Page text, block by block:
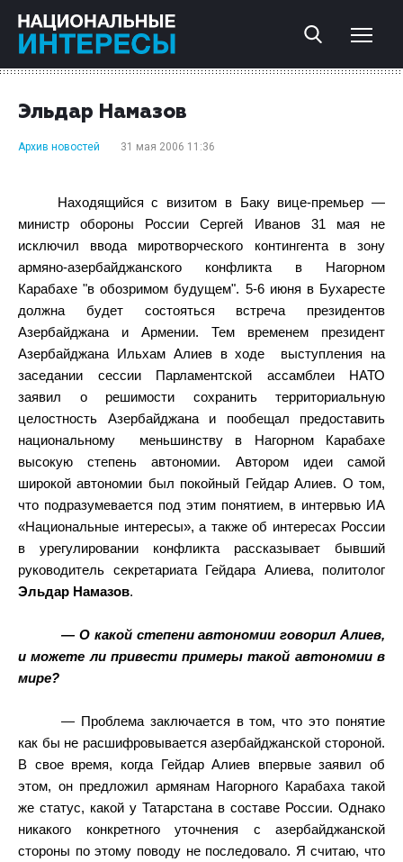
Эльдар Намазов
Архив новостей 31 мая 2006 11:36
Находящийся с визитом в Баку вице-премьер —
министр обороны России Сергей Иванов 31 мая не
исключил ввода миротворческого контингента в зону
армяно-азербайджанского конфликта в Нагорном
Карабахе "в обозримом будущем". 5-6 июня в Бухаресте
должна будет состояться встреча президентов
Азербайджана и Армении. Тем временем президент
Азербайджана Ильхам Алиев в ходе
выступления на
заседании сессии Парламентской ассамблеи HАТО
заявил о решимости сохранить территориальную
целостность Азербайджана и пообещал предоставить
национальному
меньшинству в Нагорном Карабахе
высокую степень автономии. Автором идеи самой
широкой автономии был покойный Гейдар Алиев. О том,
что подразумевается под этим понятием, в интервью ИА
«Национальные интересы», а также об интересах России
в урегулировании конфликта рассказывает бывший
руководитель секретариата Гейдара Алиева, политолог
Эльдар Намазов.
— О какой степени автономии говорил Алиев,
и можете ли привести примеры такой автономии в
мире?
— Проблема заключается в том, что это понятие
как бы не расшифровывается азербайджанской стороной.
В свое время, когда Гейдар Алиев впервые заявил об
этом, он предложил армянам Нагорного Карабаха такой
же статус, какой у Татарстана в составе России. Однако
никакого конкретного уточнения с азербайджанской
стороны по этому поводу не последовало. Я считаю, что